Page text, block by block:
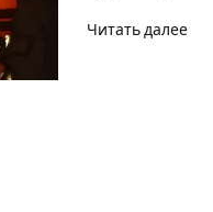
Читать далее